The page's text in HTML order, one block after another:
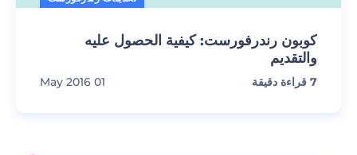
كوبون رندرفورست: كيفية الحصول عليه
والتقديم
7 قراءة دقيقة 01 May 2016